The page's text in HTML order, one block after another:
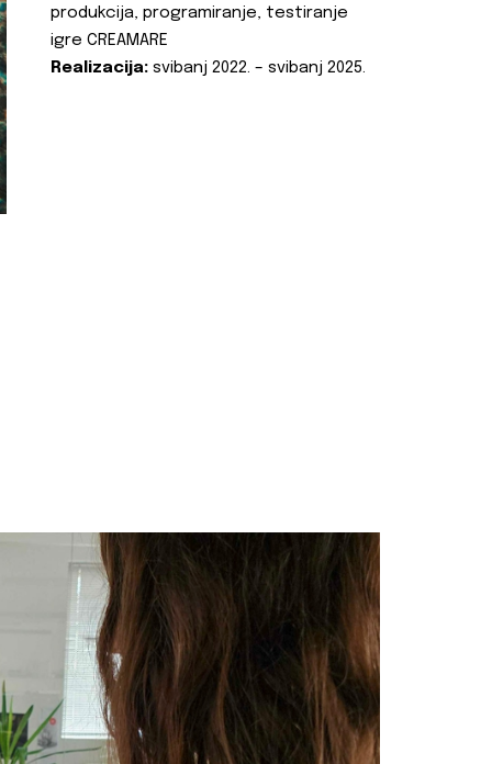
produkcija, programiranje, testiranje
igre CREAMARE
Realizacija: svibanj 2022. – svibanj 2025.